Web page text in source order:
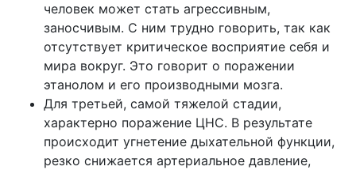
человек может стать агрессивным,
заносчивым. С ним трудно говорить, так как
отсутствует критическое восприятие себя и
мира вокруг. Это говорит о поражении
этанолом и его производными мозга.
Для третьей, самой тяжелой стадии,
характерно поражение ЦНС. В результате
происходит угнетение дыхательной функции,
резко снижается артериальное давление,